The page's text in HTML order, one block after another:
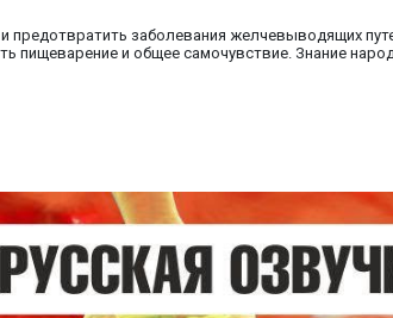
предотвратить заболевания желчевыводящих
пищеварение и общее самочувствие. Знание